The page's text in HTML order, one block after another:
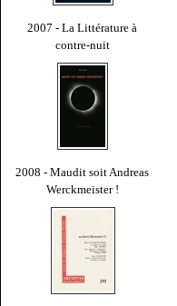
2007 - La Littérature à
contre-nuit
2008 - Maudit soit Andreas
Werckmeister !